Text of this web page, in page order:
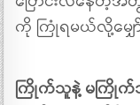
ကို ကြုံရမယ်လို့မျှေ
ကြိုက်သူနဲ့ မကြို